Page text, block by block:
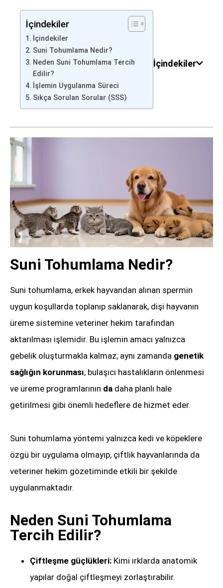
İçindekiler
İçindekiler
Suni Tohumlama Nedir?
Neden Suni Tohumlama Tercih
Edilir?
İşlemin Uygulanma Süreci
Sıkça Sorulan Sorular (SSS)
İçindekiler
Suni Tohumlama Nedir?
Suni tohumlama, erkek hayvandan alınan spermin
uygun koşullarda toplanıp saklanarak, dişi hayvanın
üreme sistemine veteriner hekim tarafından
aktarılması işlemidir. Bu işlemin amacı yalnızca
gebelik oluşturmakla kalmaz; aynı zamanda genetik
sağlığın korunması, bulaşıcı hastalıkların önlenmesi
ve üreme programlarının da daha planlı hale
getirilmesi gibi önemli hedeflere de hizmet eder.
Suni tohumlama yöntemi yalnızca kedi ve köpeklere
özgü bir uygulama olmayıp, çiftlik hayvanlarında da
veteriner hekim gözetiminde etkili bir şekilde
uygulanmaktadır.
Neden Suni Tohumlama
Tercih Edilir?
Çiftleşme güçlükleri: Kimi ırklarda anatomik
yapılar doğal çiftleşmeyi zorlaştırabilir.